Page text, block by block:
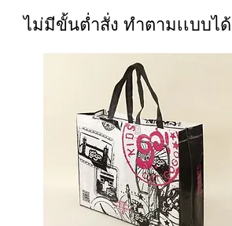
ไม่มีขั้นต่ำสั่ง ทำตามเเบบไ